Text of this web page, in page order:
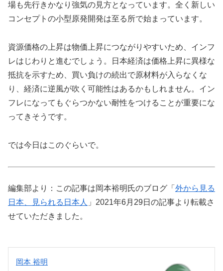
場も先行きかなり強気の見方となっています。全く新しい
コンセプトの小型原発開発は至る所で始まっています。
資源価格の上昇は物価上昇につながりやすいため、インフ
レはじわりと進むでしょう。日本経済は価格上昇に異様な
抵抗を示すため、買い負けの続出で原材料が入らなくな
り、経済に逆風が吹く可能性はあるかもしれません。イン
フレになってもぐらつかない耐性をつけることが重要にな
ってきそうです。
では今日はこのぐらいで。
編集部より：この記事は岡本裕明氏のブログ「 外から見る
日本、見られる日本人 」2021年6月29日の記事より転載さ
せていただきました。
岡本 裕明